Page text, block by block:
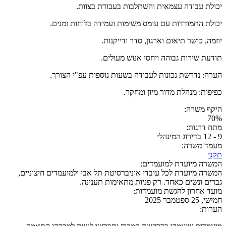
יכולת עבודה עצמאית והשתלבות בעבודת בצוות.
יכולת התמודדות עם עומס משימות ועמידה בלוחות זמנים.
יוזמה, כושר תיאום וארגון, סדר ודייקנות.
תודעת שירות גבוהה ויחסי אנוש מעולים.
הערה: נדרשת נכונות לעבודה בשעות נוספות עפ"י הצורך.
כפיפות: מנהלת מדור מיון ומחקר.
היקף משרה:
70%
מתח דרגות:
9 - 12 בדירוג המינהלי
מעמד משרה:
תקני
המשרה מיועדת למועמדים:
המשרה מיועדת לכל עובדי אוניברסיטת תל אבי ולמועמדים חיצוניים,
גברים ונשים כאחד. רק פניות מתאימות תענינה.
מועד אחרון להגשת מועמדות:
חמישי, 25 ספטמבר 2025
הערות: